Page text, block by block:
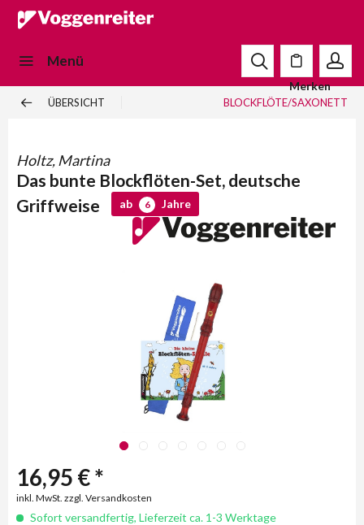
Menü
Merken
ÜBERSICHT BLOCKFLÖTE/SAXONETT
Holtz, Martina
Das bunte Blockflöten-Set, deutsche
Griffweise
ab 6 Jahre
16,95 € *
inkl. MwSt. zzgl. Versandkosten
Sofort versandfertig, Lieferzeit ca. 1-3 Werktage